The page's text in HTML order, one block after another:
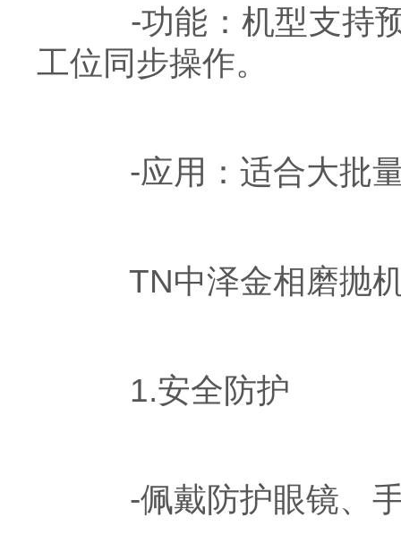
-功能：机型支持预
工位同步操作。
-应用：适合大批量
TN中泽金相磨抛机
1.安全防护
-佩戴防护眼镜、手